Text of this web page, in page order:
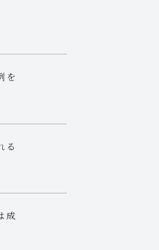
を
る
成